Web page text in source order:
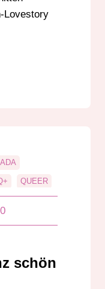
Lovestory
QUEER
schön